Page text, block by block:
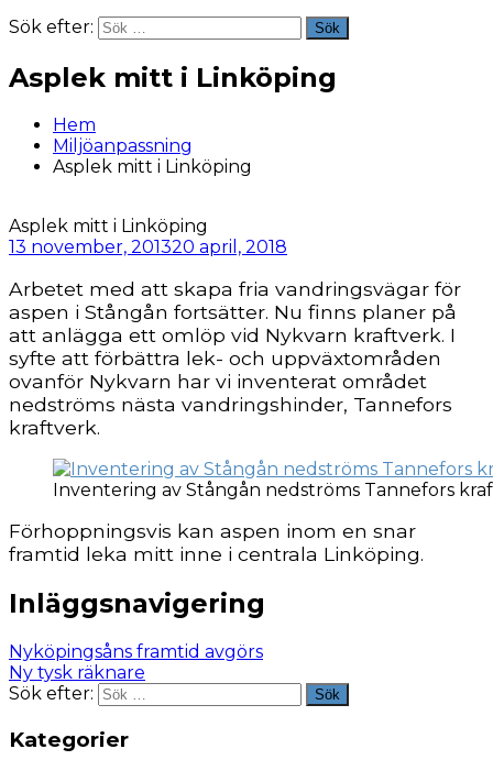
Sök efter:
Sök
Asplek mitt i Linköping
Hem
Miljöanpassning
Asplek mitt i Linköping
Asplek mitt i Linköping
13 november, 201320 april, 2018
Arbetet med att skapa fria vandringsvägar för
aspen i Stångån fortsätter. Nu finns planer på
att anlägga ett omlöp vid Nykvarn kraftverk. I
syfte att förbättra lek- och uppväxtområden
ovanför Nykvarn har vi inventerat området
nedströms nästa vandringshinder, Tannefors
kraftverk.
Inventering av Stångån nedströms Tannefors
Förhoppningsvis kan aspen inom en snar
framtid leka mitt inne i centrala Linköping.
Inläggsnavigering
Nyköpingsåns framtid avgörs
Ny tysk räknare
Sök efter:
Sök
Kategorier